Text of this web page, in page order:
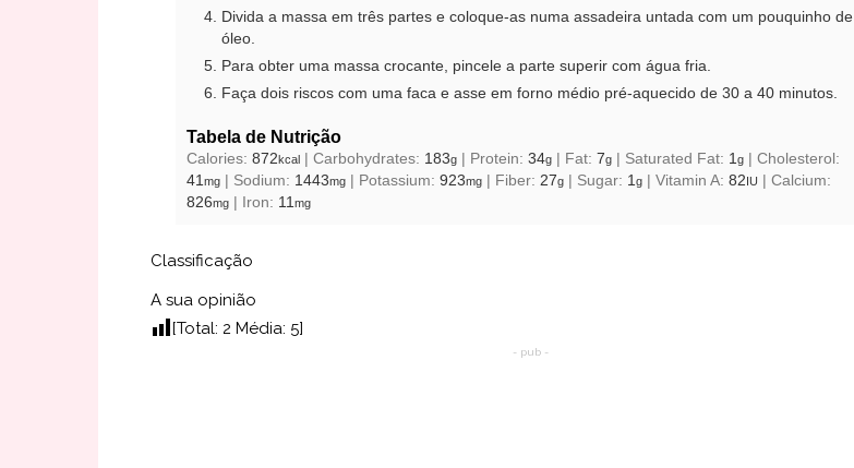
Divida a massa em três partes e coloque-as numa assadeira untada com um pouquinho de
óleo.
Para obter uma massa crocante, pincele a parte superir com água fria.
Faça dois riscos com uma faca e asse em forno médio pré-aquecido de 30 a 40 minutos.
Tabela de Nutrição
Calories: 872kcal Carbohydrates: 183g Protein: 34g Fat: 7g Saturated Fat: 1g
Cholesterol:
41mg Sodium: 1443mg Potassium: 923mg Fiber: 27g Sugar: 1g Vitamin A: 82 IU
Calcium:
826mg Iron: 11mg
Classificação
A sua opinião
[Total: 2 Média: 5]
- pub -